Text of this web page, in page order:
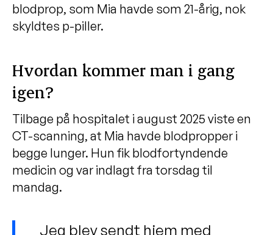
blodprop, som Mia havde som 21-årig, nok
skyldtes p-piller.
Hvordan kommer man i gang
igen?
Tilbage på hospitalet i august 2025 viste en
CT-scanning, at Mia havde blodpropper i
begge lunger. Hun fik blodfortyndende
medicin og var indlagt fra torsdag til
mandag.
Jeg blev sendt hjem med